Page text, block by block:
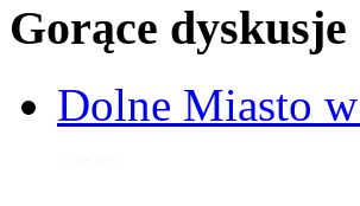
Gorące dyskusje
Dolne Miasto